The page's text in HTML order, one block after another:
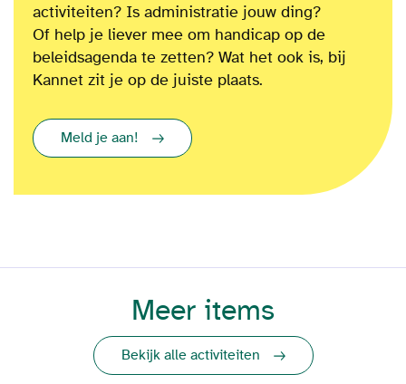
activiteiten? Is administratie jouw ding?
Of help je liever mee om handicap op de
beleidsagenda te zetten? Wat het ook is, bij
Kannet zit je op de juiste plaats.
Meld je aan!
Meer items
Bekijk alle activiteiten